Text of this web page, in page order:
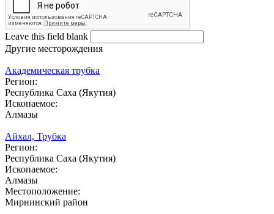
Leave this field blank
Другие месторождения
Академическая трубка
Регион:
Республика Саха (Якутия)
Ископаемое:
Алмазы
Айхал, Трубка
Регион:
Республика Саха (Якутия)
Ископаемое:
Алмазы
Местоположение:
Мирнинский район